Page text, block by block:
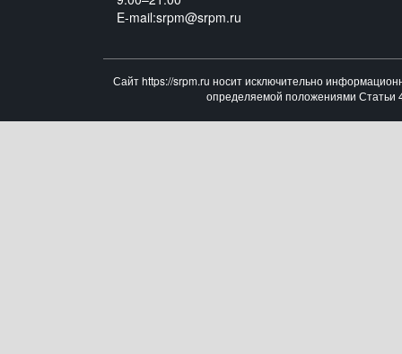
E-mail:srpm@srpm.ru
Сайт https://srpm.ru носит исключительно
определяемой положениями Статьи